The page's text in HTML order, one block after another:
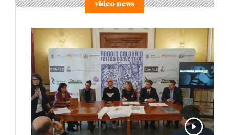
video news